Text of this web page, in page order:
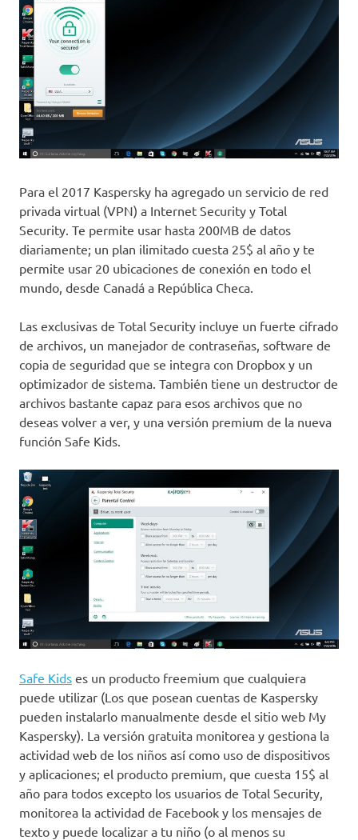
Para el 2017 Kaspersky ha agregado un servicio de red
privada virtual (VPN) a Internet Security y Total
Security. Te permite usar hasta 200MB de datos
diariamente; un plan ilimitado cuesta 25$ al año y te
permite usar 20 ubicaciones de conexión en todo el
mundo, desde Canadá a República Checa.
Las exclusivas de Total Security incluye un fuerte cifrado
de archivos, un manejador de contraseñas, software de
copia de seguridad que se integra con Dropbox y un
optimizador de sistema. También tiene un destructor de
archivos bastante capaz para esos archivos que no
deseas volver a ver, y una versión premium de la nueva
función Safe Kids.
Safe Kids es un producto freemium que cualquiera
puede utilizar (Los que posean cuentas de Kaspersky
pueden instalarlo manualmente desde el sitio web My
Kaspersky). La versión gratuita monitorea y gestiona la
actividad web de los niños así como uso de dispositivos
y aplicaciones; el producto premium, que cuesta 15$ al
año para todos excepto los usuarios de Total Security,
monitorea la actividad de Facebook y los mensajes de
texto y puede localizar a tu niño (o al menos su